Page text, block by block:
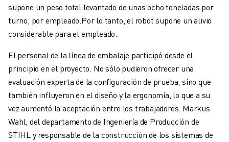
supone un peso total levantado de unas ocho toneladas por
turno, por empleado.Por lo tanto, el robot supone un alivio
considerable para el empleado.
El personal de la línea de embalaje participó desde el
principio en el proyecto. No sólo pudieron ofrecer una
evaluación experta de la configuración de prueba, sino que
también influyeron en el diseño y la ergonomía, lo que a su
vez aumentó la aceptación entre los trabajadores. Markus
Wahl, del departamento de Ingeniería de Producción de
STIHL y responsable de la construcción de los sistemas de